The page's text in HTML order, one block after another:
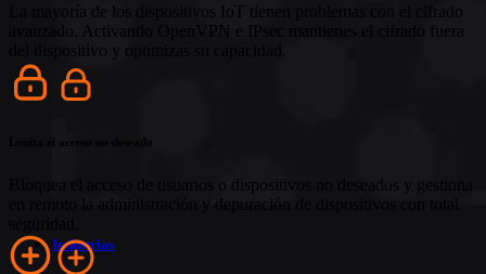
Industrias
La mayoría de los dispositivos IoT tienen problemas con el cifrado
del dispositivo y optimizas su capacidad.